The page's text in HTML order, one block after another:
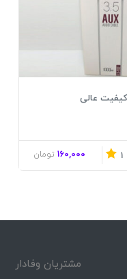
1
160,000 تومان
مشتریان وفادار